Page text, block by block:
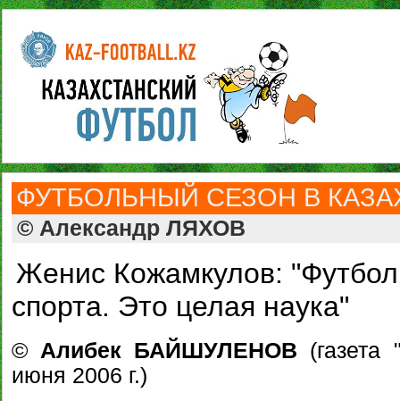
ФУТБОЛЬНЫЙ СЕЗОН В
© Александр ЛЯХОВ
Женис Кожамкулов: "Футбол
спорта. Это целая наука"
© Алибек БАЙШУЛЕНОВ
июня 2006 г.)